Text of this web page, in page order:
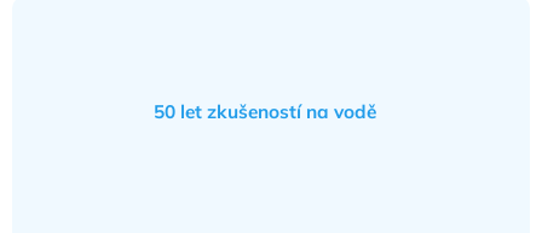
50 let zkušeností na vodě